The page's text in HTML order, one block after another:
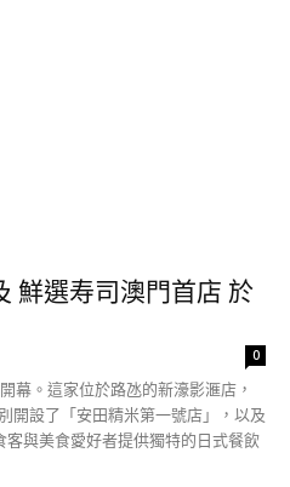
鮮選寿司澳門首店 於
0
幕。這家位於路氹的新濠影滙店，
開設了「安田精米第一號店」，以及
與美食愛好者提供獨特的日式餐飲